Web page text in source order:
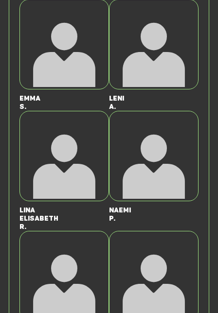
Emma
S.
Leni
A.
Lina
Elisabeth
R.
Naemi
P.